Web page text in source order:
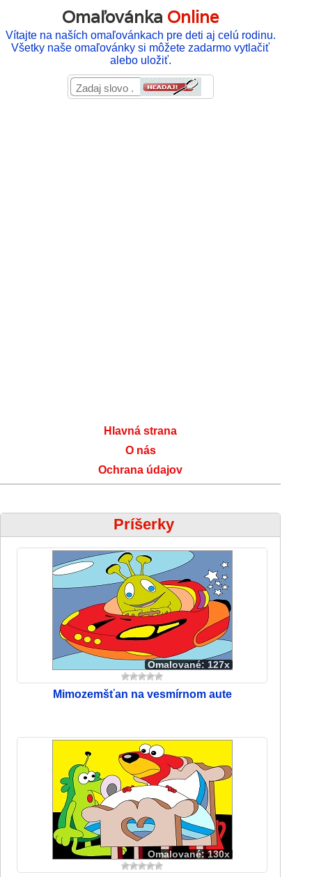
Omaľovánka Online
Vítajte na naších omaľovánkach pre deti aj celú rodinu.
Všetky naše omaľovánky si môžete zadarmo vytlačiť
alebo uložiť.
Hlavná strana
O nás
Ochrana údajov
Príšerky
Omalované: 127x
Mimozemšťan na vesmírnom aute
Omalované: 130x